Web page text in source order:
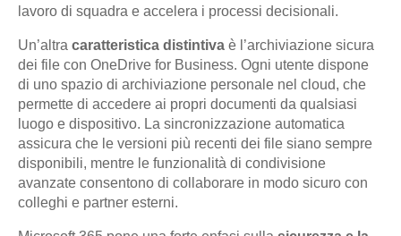
lavoro di squadra e accelera i processi decisionali.
Un’altra caratteristica distintiva è l’archiviazione sicura
dei file con OneDrive for Business. Ogni utente dispone
di uno spazio di archiviazione personale nel cloud, che
permette di accedere ai propri documenti da qualsiasi
luogo e dispositivo. La sincronizzazione automatica
assicura che le versioni più recenti dei file siano sempre
disponibili, mentre le funzionalità di condivisione
avanzate consentono di collaborare in modo sicuro con
colleghi e partner esterni.